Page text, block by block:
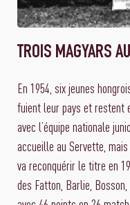
TROIS MAGYARS
En 1954, six jeunes
fuient leur pays et restent
avec l’équipe nationale
accueille au Servette,
va reconquérir le titre en
des Fatton, Barlie,